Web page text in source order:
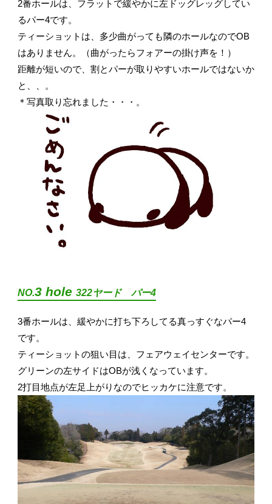
2番ホールは、フラットで緩やかに左ドッグレッグしてい
るパー4です。
ティーショットは、多少曲がっても隣のホールなのでOB
はありません。（曲がったらフォアーの掛け声を！）
距離が短いので、割とパーが取りやすいホールではないか
と、、。
＊写真取り忘れました・・・。
NO.3 hole 322ヤード パー4
3番ホールは、緩やかに打ち下ろしてる真っすぐなパー4
です。
ティーショットの狙い目は、フェアウェイセンターです。
グリーンの左サイドはOBが浅くなっています。
2打目地点が左足上がりなのでヒッカケに注意です。